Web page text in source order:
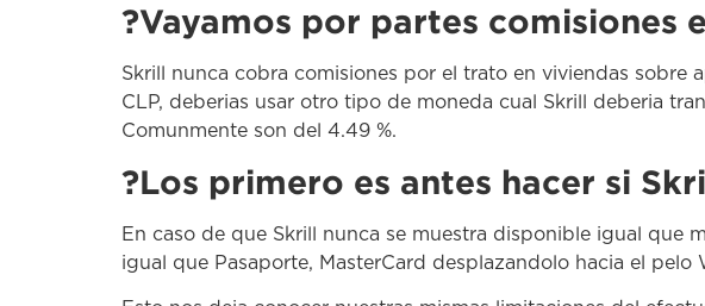
?Vayamos por partes comisiones
Skrill nunca cobra comisiones por el trato en viviendas sobre
CLP, deberias usar otro tipo de moneda cual Skrill deberia
Comunmente son del 4.49 %.
?Los primero es antes hacer si
En caso de que Skrill nunca se muestra disponible igual que
igual que Pasaporte, MasterCard desplazandolo hacia el pelo